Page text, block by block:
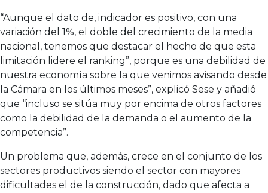
“Aunque el dato de, indicador es positivo, con una
variación del 1%, el doble del crecimiento de la media
nacional, tenemos que destacar el hecho de que esta
limitación lidere el ranking”, porque es una debilidad de
nuestra economía sobre la que venimos avisando desde
la Cámara en los últimos meses”, explicó Sese y añadió
que “incluso se sitúa muy por encima de otros factores
como la debilidad de la demanda o el aumento de la
competencia”.
Un problema que, además, crece en el conjunto de los
sectores productivos siendo el sector con mayores
dificultades el de la construcción, dado que afecta a